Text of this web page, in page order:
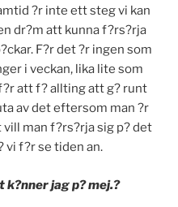
?r inte ett steg vi kan
dr?m att kunna f?rs?rja
F?r det ?r ingen som
i veckan, lika lite som
att f? allting att g? runt
av det eftersom man ?r
man f?rs?rja sig p? det
vi f?r se tiden an.
k?nner jag p? mej.?